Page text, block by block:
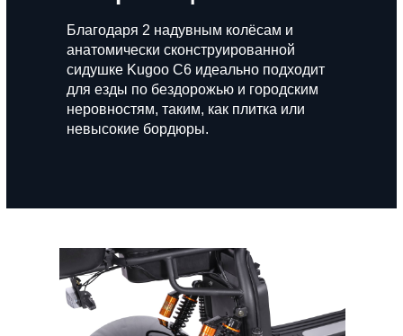
Благодаря 2 надувным колёсам и
анатомически сконструированной
сидушке Kugoo C6 идеально подходит
для езды по бездорожью и городским
неровностям, таким, как плитка или
невысокие бордюры.